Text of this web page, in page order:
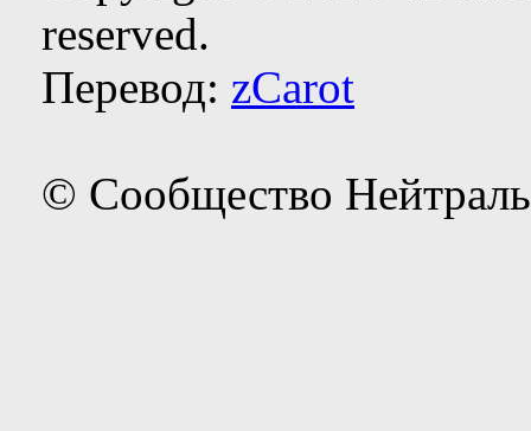
reserved.
Перевод: zCarot
© Сообщество